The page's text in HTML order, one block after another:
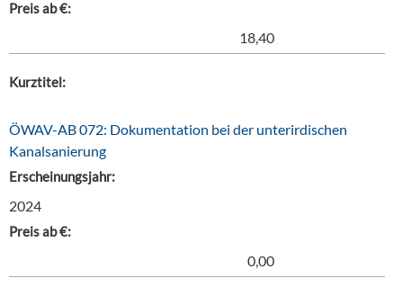
Preis ab €:
18,40
Kurztitel:
ÖWAV-AB 072: Dokumentation bei der unterirdischen
Kanalsanierung
Erscheinungsjahr:
2024
Preis ab €:
0,00